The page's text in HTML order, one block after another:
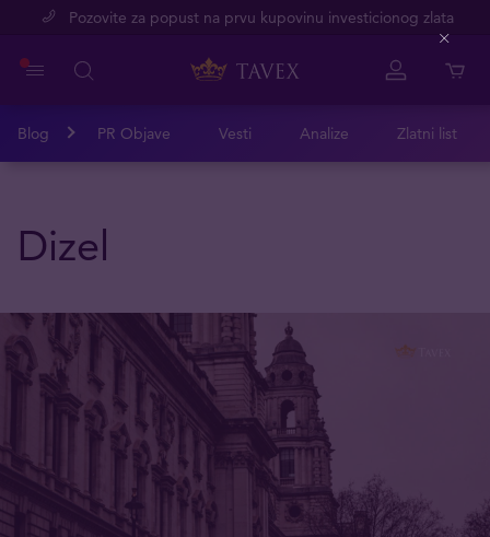
Pozovite za popust na prvu kupovinu investicionog zlata
Blog PR Objave Vesti Analize Zlatni list
Dizel
Close